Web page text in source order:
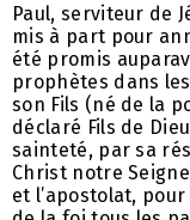
Paul, serviteur de
mis à part pour
été promis
prophètes dans
son Fils (né de la
déclaré Fils de
sainteté, par sa
Christ notre
et l’apostolat,